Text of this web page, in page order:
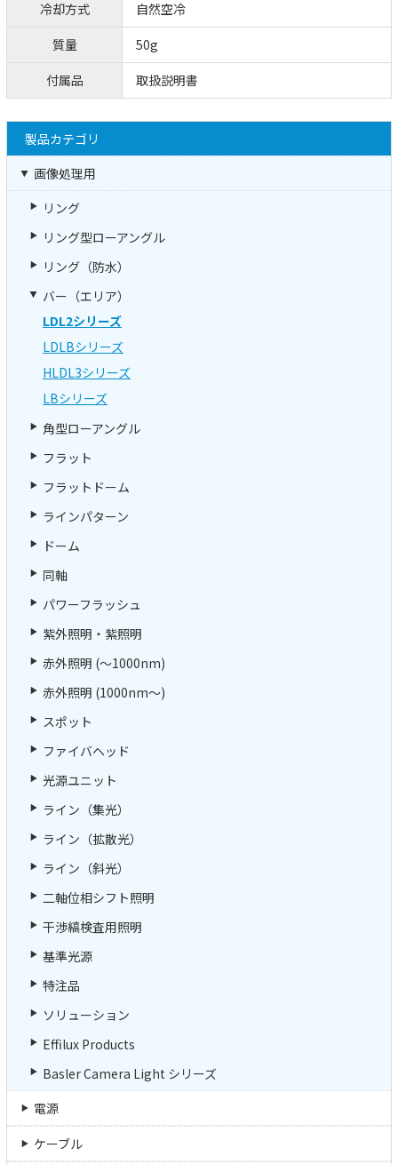
冷却方式
自然空冷
質量
50g
付属品
取扱説明書
製品カテゴリ
画像処理用
リング
リング型ローアングル
リング（防水）
バー（エリア）
LDL2シリーズ
LDLBシリーズ
HLDL3シリーズ
LBシリーズ
角型ローアングル
フラット
フラットドーム
ラインパターン
ドーム
同軸
パワーフラッシュ
紫外照明・紫照明
赤外照明 (～1000nm)
赤外照明 (1000nm～)
スポット
ファイバヘッド
光源ユニット
ライン（集光）
ライン（拡散光）
ライン（斜光）
二軸位相シフト照明
干渉縞検査用照明
基準光源
特注品
ソリューション
Effilux Products
Basler Camera Light シリーズ
電源
ケーブル